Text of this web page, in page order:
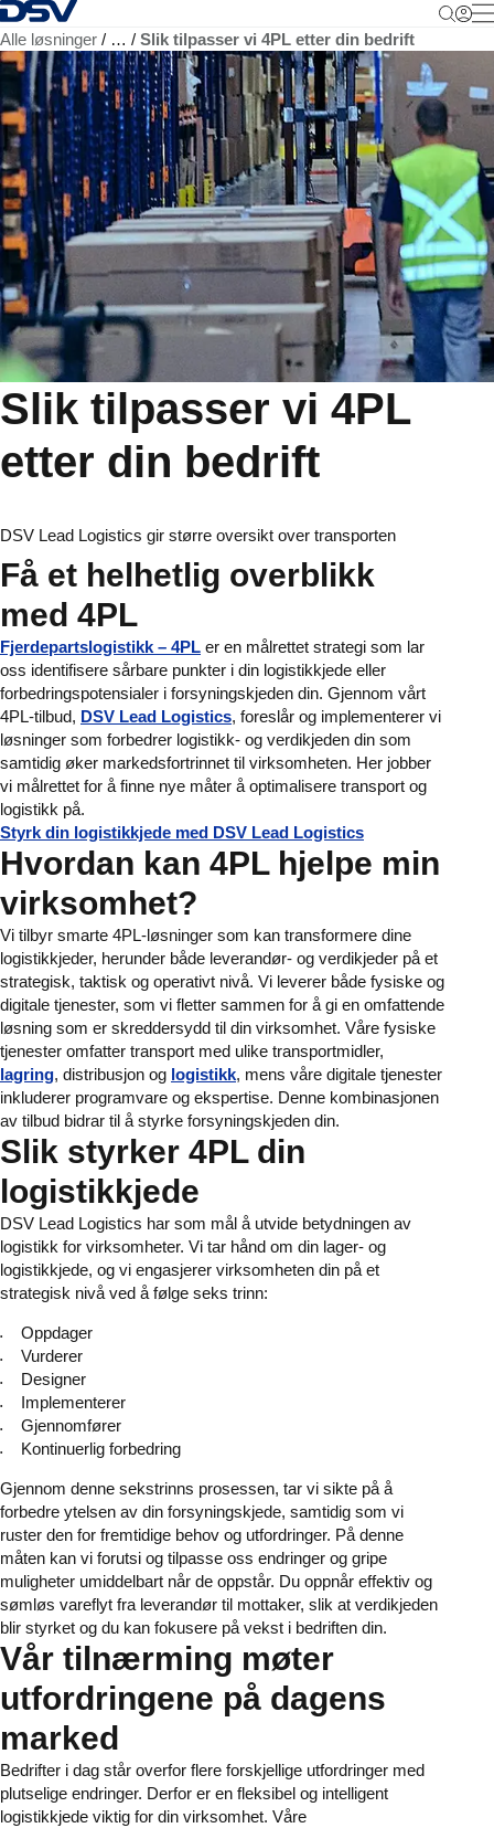
Tilbake til hjemmesiden
Alle løsninger … Slik tilpasser vi 4PL etter din bedrift
Slik tilpasser vi 4PL
etter din bedrift
DSV Lead Logistics gir større oversikt over transporten
Få et helhetlig overblikk
med 4PL
Fjerdepartslogistikk – 4PL er en målrettet strategi som lar
oss identifisere sårbare punkter i din logistikkjede eller
forbedringspotensialer i forsyningskjeden din. Gjennom vårt
4PL-tilbud, DSV Lead Logistics, foreslår og implementerer vi
løsninger som forbedrer logistikk- og verdikjeden din som
samtidig øker markedsfortrinnet til virksomheten. Her jobber
vi målrettet for å finne nye måter å optimalisere transport og
logistikk på.
Styrk din logistikkjede med DSV Lead Logistics
Hvordan kan 4PL hjelpe min
virksomhet?
Vi tilbyr smarte 4PL-løsninger som kan transformere dine
logistikkjeder, herunder både leverandør- og verdikjeder på et
strategisk, taktisk og operativt nivå. Vi leverer både fysiske og
digitale tjenester, som vi fletter sammen for å gi en omfattende
løsning som er skreddersydd til din virksomhet. Våre fysiske
tjenester omfatter transport med ulike transportmidler,
lagring, distribusjon og logistikk, mens våre digitale tjenester
inkluderer programvare og ekspertise. Denne kombinasjonen
av tilbud bidrar til å styrke forsyningskjeden din.
Slik styrker 4PL din
logistikkjede
DSV Lead Logistics har som mål å utvide betydningen av
logistikk for virksomheter. Vi tar hånd om din lager- og
logistikkjede, og vi engasjerer virksomheten din på et
strategisk nivå ved å følge seks trinn:
Oppdager
Vurderer
Designer
Implementerer
Gjennomfører
Kontinuerlig forbedring
Gjennom denne sekstrinns prosessen, tar vi sikte på å
forbedre ytelsen av din forsyningskjede, samtidig som vi
ruster den for fremtidige behov og utfordringer. På denne
måten kan vi forutsi og tilpasse oss endringer og gripe
muligheter umiddelbart når de oppstår. Du oppnår effektiv og
sømløs vareflyt fra leverandør til mottaker, slik at verdikjeden
blir styrket og du kan fokusere på vekst i bedriften din.
Vår tilnærming møter
utfordringene på dagens
marked
Bedrifter i dag står overfor flere forskjellige utfordringer med
plutselige endringer. Derfor er en fleksibel og intelligent
logistikkjede viktig for din virksomhet. Våre